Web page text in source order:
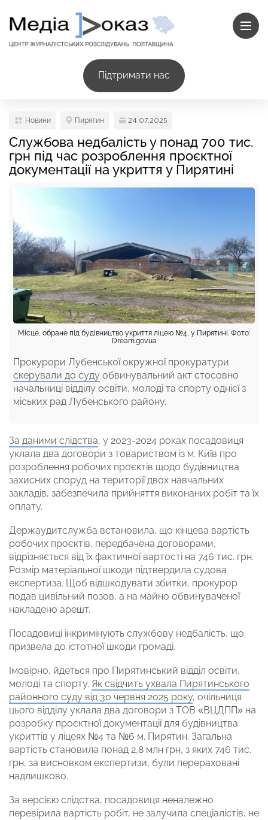
Підтримати нас
Новини Пирятин 24.07.2025
Службова недбалість у понад 700 тис.
грн під час розроблення проєктної
документації на укриття у Пирятині
Місце, обране під будівництво укриття ліцею №4, у Пирятині. Фото:
Dream.gov.ua
Прокурори Лубенської окружної прокуратури
скерували до суду обвинувальний акт стосовно
начальниці відділу освіти, молоді та спорту однієї з
міських рад Лубенського району.
За даними слідства, у 2023-2024 роках посадовиця
уклала два договори з товариством із м. Київ про
розроблення робочих проєктів щодо будівництва
захисних споруд на території двох навчальних
закладів, забезпечила прийняття виконаних робіт та їх
оплату.
Держаудитслужба встановила, що кінцева вартість
робочих проєктів, передбачена договорами,
відрізняється від їх фактичної вартості на 746 тис. грн.
Розмір матеріальної шкоди підтвердила судова
експертиза. Щоб відшкодувати збитки, прокурор
подав цивільний позов, а на майно обвинуваченої
накладено арешт.
Посадовиці інкримінують службову недбалість, що
призвела до істотної шкоди громаді.
Імовірно, йдеться про Пирятинський відділ освіти,
молоді та спорту. Як свідчить ухвала Пирятинського
районного суду від 30 червня 2025 року, очільниця
цього відділу уклала два договори з ТОВ «ВЦДПП» на
розробку проєктної документації для будівництва
укриттів у ліцеях №4 та №6 м. Пирятин. Загальна
вартість становила понад 2,8 млн грн, з яких 746 тис.
грн, за висновком експертизи, були перераховані
надлишково.
За версією слідства, посадовиця неналежно
перевірила вартість робіт, не залучила спеціалістів, не